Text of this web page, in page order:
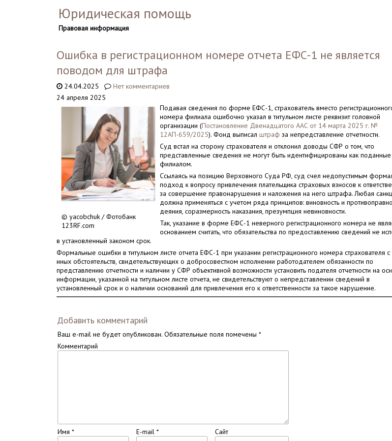
Юридическая помощь
Правовая информация
Ошибка в регистрационном номере отчета ЕФС-1 не является
поводом для штрафа
24.04.2025
Нет комментариев
24 апреля 2025
© yacobchuk / Фотобанк
123RF.com
Подавая сведения по форме ЕФС-1, страхователь вместо
номера филиала ошибочно указал в титульном листе реквизит головной
организации (Постановление Двенадцатого ААС от 14 марта 2025 г. №
12АП-659/2025). Фонд выписалштраф за непредставление отчетности.
Суд встал на сторону страхователя и отклонил доводы СФР о том, что
представленные сведения не могут быть идентифицированы как поданные
филиалом.
Ссылаясь на позицию Верховного Суда РФ, суд счел недопустимым
подход к вопросу привлечения плательщика страховых взносов к
за совершение правонарушения и наложения на него штрафа. Любая
должна применяться с учетом ряда принципов: виновность и
деяния, соразмерность наказания, презумпция невиновности.
Так, указание в форме ЕФС-1 неверного регистрационного номера не
основанием считать, что обязательства по предоставлению сведений не
в установленный законом срок.
Формальные ошибки в титульном листе отчета ЕФС-1 при указании регистрационного номера страхователя с
иных обстоятельств, свидетельствующих о добросовестном исполнении работодателем обязанности по
представлению отчетности и наличии у СФР объективной возможности установить подателя отчетности на
информации, указанной на титульном листе отчета, не свидетельствуют о непредставлении сведений в
установленный срок и о наличии оснований для привлечения его к ответственности за такое нарушение.
Добавить комментарий
Ваш e-mail не будет опубликован. Обязательные поля помечены*
Комментарий
Имя* E-mail* Сайт